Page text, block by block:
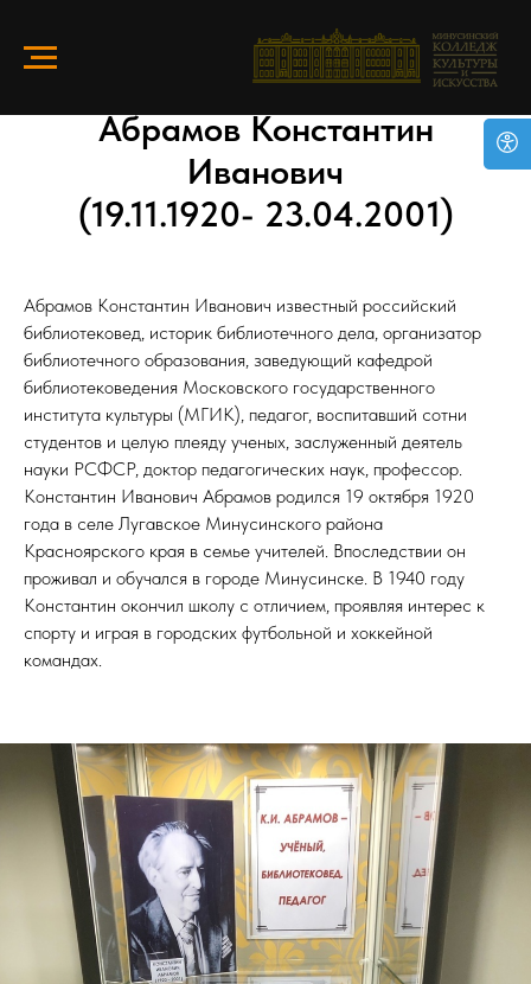
Абрамов Константин
Иванович
(19.11.1920- 23.04.2001)
Абрамов Константин Иванович известный российский
библиотековед, историк библиотечного дела, организатор
библиотечного образования, заведующий кафедрой
библиотековедения Московского государственного
института культуры (МГИК), педагог, воспитавший сотни
студентов и целую плеяду ученых, заслуженный деятель
науки РСФСР, доктор педагогических наук, профессор.
Константин Иванович Абрамов родился 19 октября 1920
года в селе Лугавское Минусинского района
Красноярского края в семье учителей. Впоследствии он
проживал и обучался в городе Минусинске. В 1940 году
Константин окончил школу с отличием, проявляя интерес к
спорту и играя в городских футбольной и хоккейной
командах.